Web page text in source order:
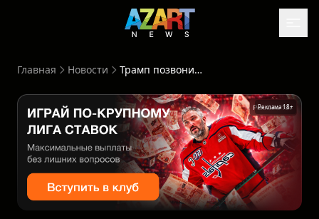
Главная Новости Трамп позвонил Инфантино из-за красной карточки Балогуна и остался очень недоволен
Реклама 18+